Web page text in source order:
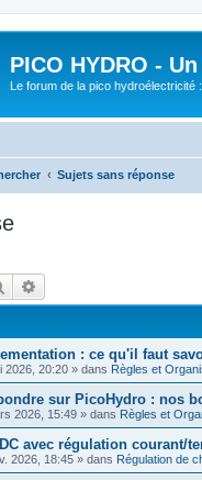
PICO HYDRO -
Le forum de la pico hydroélectricité
Sujets sans réponse
Rechercher
: ce qu'il faut
2026, 20:20 » dans Règles et
sur PicoHydro : nos
2026, 15:49 » dans Règles et
avec régulation courant/
2026, 18:45 » dans Régulation de